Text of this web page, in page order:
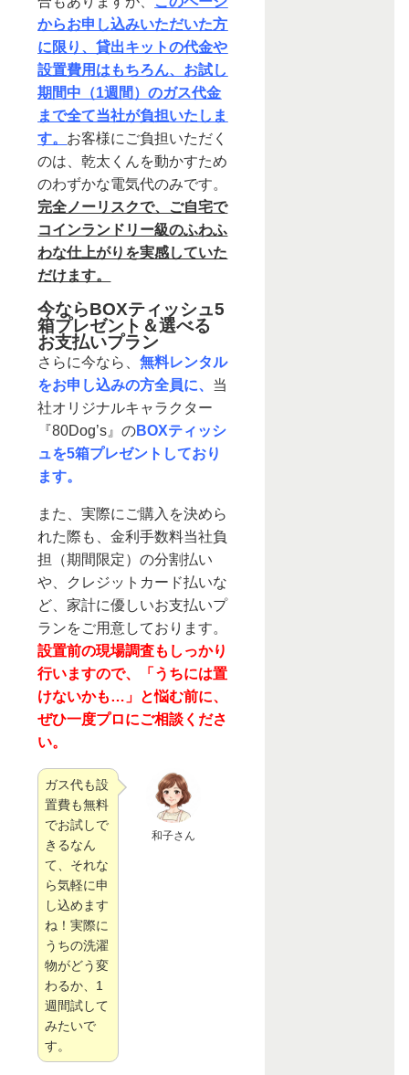
からお申し込みいただいた方
に限り、貸出キットの代金や
設置費用はもちろん、お試し
期間中（1週間）のガス代金
まで全て当社が負担いたしま
す。 お客様にご負担いただく
のは、乾太くんを動かすため
のわずかな電気代のみです。
完全ノーリスクで、ご自宅で
コインランドリー級のふわふ
わな仕上がりを実感していた
だけます。
今ならBOXティッシュ5
箱プレゼント＆選べる
お支払いプラン
さらに今なら、無料レンタル
をお申し込みの方全員に、 当
社オリジナルキャラクター
『80Dog’s』のBOXティッシ
ュを5箱プレゼントしており
ます。
また、実際にご購入を決めら
れた際も、金利手数料当社負
担（期間限定）の分割払い
や、クレジットカード払いな
ど、家計に優しいお支払いプ
ランをご用意しております。
設置前の現場調査もしっかり
行いますので、「うちには置
けないかも…」と悩む前に、
ぜひ一度プロにご相談くださ
い。
和子さん
ガス代も設
置費も無料
でお試しで
きるなん
て、それな
ら気軽に申
し込めます
ね！実際に
うちの洗濯
物がどう変
わるか、1
週間試して
みたいで
す。